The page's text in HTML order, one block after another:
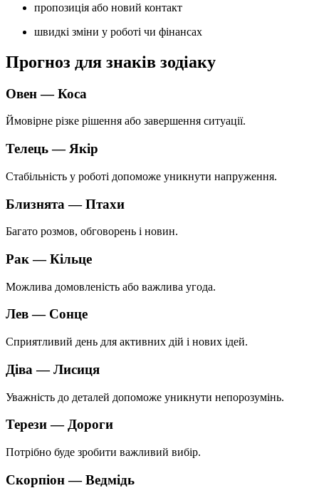
пропозиція або новий контакт
швидкі зміни у роботі чи фінансах
Прогноз для знаків зодіаку
Овен — Коса
Ймовірне різке рішення або завершення ситуації.
Телець — Якір
Стабільність у роботі допоможе уникнути напруження.
Близнята — Птахи
Багато розмов, обговорень і новин.
Рак — Кільце
Можлива домовленість або важлива угода.
Лев — Сонце
Сприятливий день для активних дій і нових ідей.
Діва — Лисиця
Уважність до деталей допоможе уникнути непорозумінь.
Терези — Дороги
Потрібно буде зробити важливий вибір.
Скорпіон — Ведмідь